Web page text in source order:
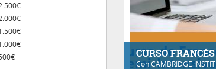
CURSO
ConCAMBRIDGE